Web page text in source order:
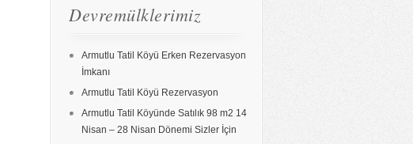
Devremülklerimiz
Armutlu Tatil Köyü Erken Rezervasyon
İmkanı
Armutlu Tatil Köyü Rezervasyon
Armutlu Tatil Köyünde Satılık 98 m2 14
Nisan – 28 Nisan Dönemi Sizler İçin